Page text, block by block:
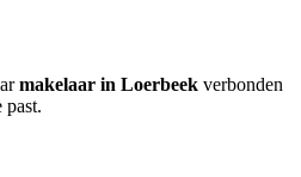
makelaar in Loerbeek verbonden
past.